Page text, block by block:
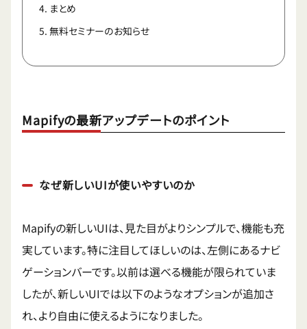
まとめ
無料セミナーのお知らせ
Mapifyの最新アップデートのポイント
なぜ新しいUIが使いやすいのか
Mapifyの新しいUIは、見た目がよりシンプルで、機能も充
実しています。特に注目してほしいのは、左側にあるナビ
ゲーションバーです。以前は選べる機能が限られていま
したが、新しいUIでは以下のようなオプションが追加さ
れ、より自由に使えるようになりました。